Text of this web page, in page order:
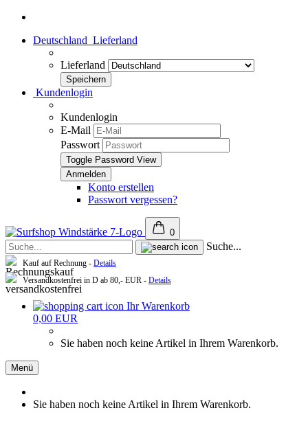
Deutschland Lieferland
Lieferland
Kundenlogin
Kundenlogin
E-Mail
Passwort
Toggle Password View
Konto erstellen
Passwort vergessen?
0
Suche...
Kauf auf Rechnung - Details
Versandkostenfrei in D ab 80,- EUR - Details
Ihr Warenkorb
0,00 EUR
Sie haben noch keine Artikel in Ihrem Warenkorb.
Menü
Sie haben noch keine Artikel in Ihrem Warenkorb.